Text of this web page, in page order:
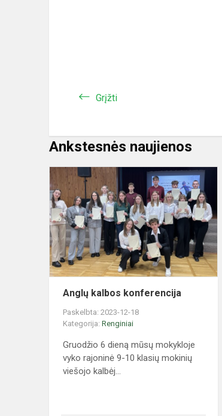
Grįžti
Ankstesnės naujienos
Anglų kalbos konferencija
Paskelbta: 2023-12-18
Kategorija: Renginiai
Gruodžio 6 dieną mūsų mokykloje
vyko rajoninė 9-10 klasių mokinių
viešojo kalbėj...